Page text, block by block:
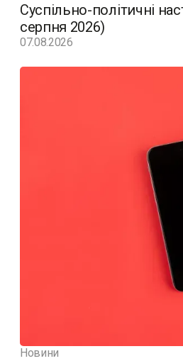
Суспільно-політичні
серпня 2026)
07.08.2026
Новини